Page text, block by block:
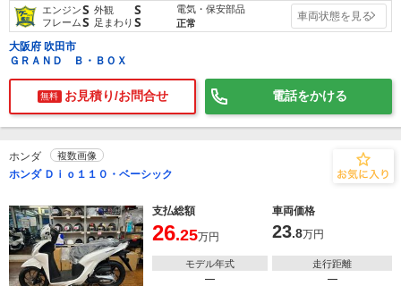
エンジンS 外観 S
フレームS 足まわり S
電気・保安部品
正常
車両状態を見る
大阪府 吹田市
ＧＲＡＮＤ Ｂ・ＢＯＸ
無料 お見積り/お問合せ 電話をかける
ホンダ 複数画像
ホンダ Ｄｉｏ１１０・ベーシック
支払総額 車両価格
26.25万円 23.8万円
モデル年式
―
走行距離
―